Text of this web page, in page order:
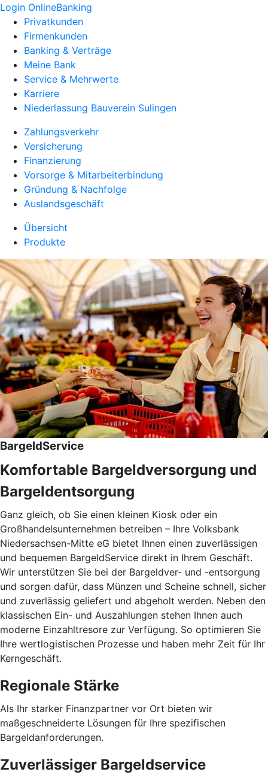
Login OnlineBanking
Privatkunden
Firmenkunden
Banking & Verträge
Meine Bank
Service & Mehrwerte
Karriere
Niederlassung Bauverein Sulingen
Zahlungsverkehr
Versicherung
Finanzierung
Vorsorge & Mitarbeiterbindung
Gründung & Nachfolge
Auslandsgeschäft
Übersicht
Produkte
BargeldService
Komfortable Bargeldversorgung und
Bargeldentsorgung
Ganz gleich, ob Sie einen kleinen Kiosk oder ein
Großhandelsunternehmen betreiben – Ihre Volksbank
Niedersachsen-Mitte eG bietet Ihnen einen zuverlässigen
und bequemen BargeldService direkt in Ihrem Geschäft.
Wir unterstützen Sie bei der Bargeldver- und -entsorgung
und sorgen dafür, dass Münzen und Scheine schnell, sicher
und zuverlässig geliefert und abgeholt werden. Neben den
klassischen Ein- und Auszahlungen stehen Ihnen auch
moderne Einzahltresore zur Verfügung. So optimieren Sie
Ihre wertlogistischen Prozesse und haben mehr Zeit für Ihr
Kerngeschäft.
Regionale Stärke
Als Ihr starker Finanzpartner vor Ort bieten wir
maßgeschneiderte Lösungen für Ihre spezifischen
Bargeldanforderungen.
Zuverlässiger Bargeldservice